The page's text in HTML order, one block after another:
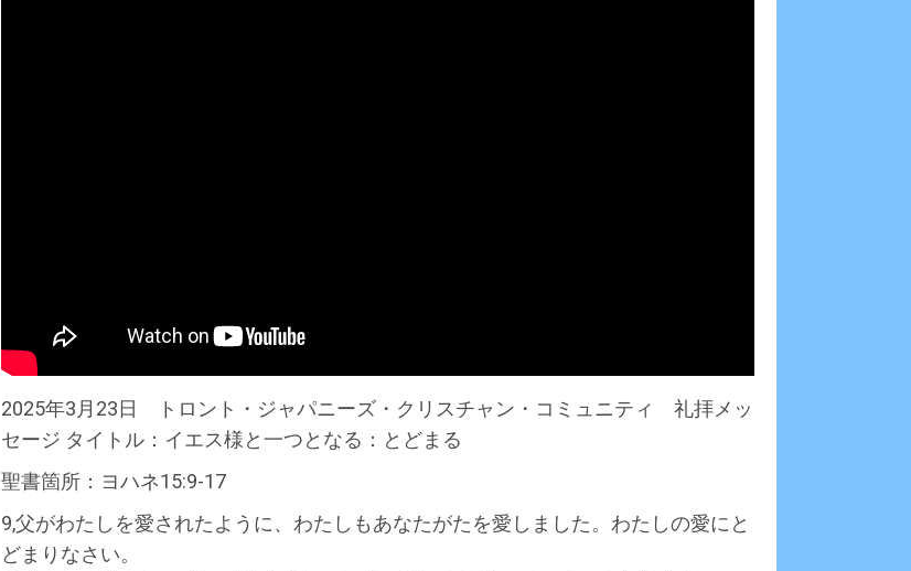
2025年3月23日 トロント・ジャパニーズ・クリスチャン・コミュニティ 礼拝メッ
セージ タイトル：イエス様と一つとなる：とどまる
聖書箇所：ヨハネ15:9-17
9,父がわたしを愛されたように、わたしもあなたがたを愛しました。わたしの愛にと
どまりなさい。